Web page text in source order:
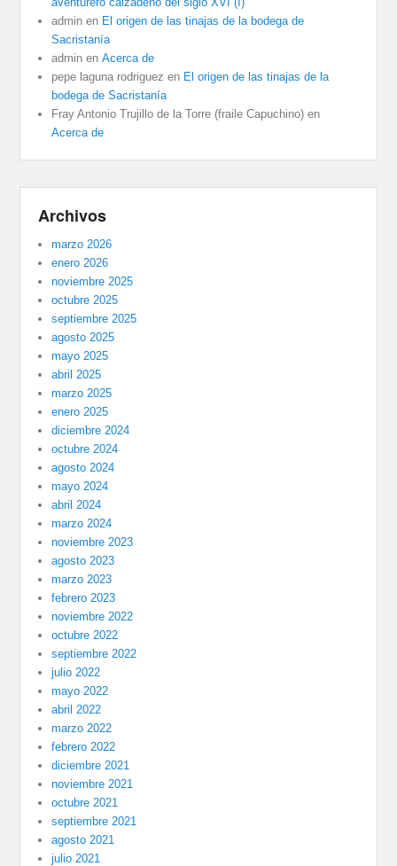
admin en El origen de las tinajas de la bodega de
Sacristanía
admin enAcerca de
pepe laguna rodriguez en El origen de las tinajas de la
bodega de Sacristanía
Fray Antonio Trujillo de la Torre (fraile Capuchino) en
Acerca de
Archivos
marzo 2026
enero 2026
noviembre 2025
octubre 2025
septiembre 2025
agosto 2025
mayo 2025
abril 2025
marzo 2025
enero 2025
diciembre 2024
octubre 2024
agosto 2024
mayo 2024
abril 2024
marzo 2024
noviembre 2023
agosto 2023
marzo 2023
febrero 2023
noviembre 2022
octubre 2022
septiembre 2022
julio 2022
mayo 2022
abril 2022
marzo 2022
febrero 2022
diciembre 2021
noviembre 2021
octubre 2021
septiembre 2021
agosto 2021
julio 2021